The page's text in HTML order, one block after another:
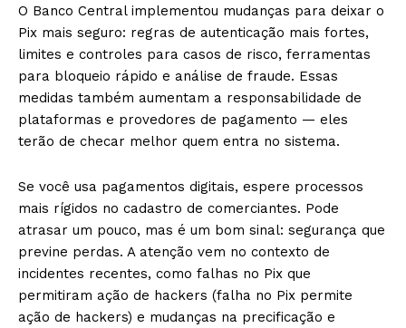
O Banco Central implementou mudanças para deixar o
Pix mais seguro: regras de autenticação mais fortes,
limites e controles para casos de risco, ferramentas
para bloqueio rápido e análise de fraude. Essas
medidas também aumentam a responsabilidade de
plataformas e provedores de pagamento — eles
terão de checar melhor quem entra no sistema.
Se você usa pagamentos digitais, espere processos
mais rígidos no cadastro de comerciantes. Pode
atrasar um pouco, mas é um bom sinal: segurança que
previne perdas. A atenção vem no contexto de
incidentes recentes, como falhas no Pix que
permitiram ação de hackers (falha no Pix permite
ação de hackers) e mudanças na precificação e